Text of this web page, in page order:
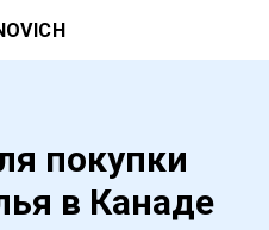
покупки
в Канаде